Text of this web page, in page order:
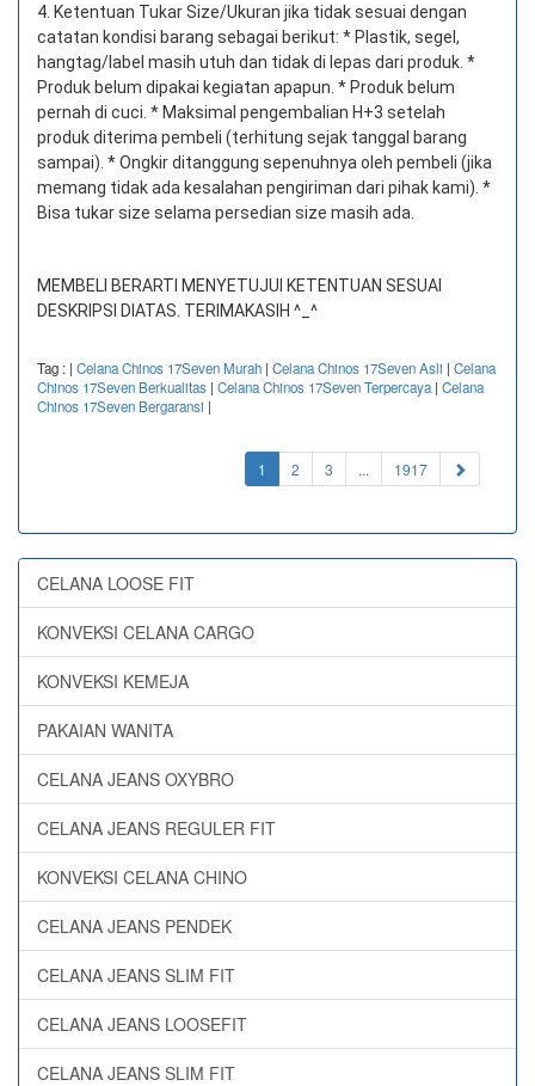
4. Ketentuan Tukar Size/Ukuran jika tidak sesuai dengan
catatan kondisi barang sebagai berikut: * Plastik, segel,
hangtag/label masih utuh dan tidak di lepas dari produk. *
Produk belum dipakai kegiatan apapun. * Produk belum
pernah di cuci. * Maksimal pengembalian H+3 setelah
produk diterima pembeli (terhitung sejak tanggal barang
sampai). * Ongkir ditanggung sepenuhnya oleh pembeli (jika
memang tidak ada kesalahan pengiriman dari pihak kami). *
Bisa tukar size selama persedian size masih ada.
MEMBELI BERARTI MENYETUJUI KETENTUAN SESUAI
DESKRIPSI DIATAS. TERIMAKASIH ^_^
Tag : | Celana Chinos 17Seven Murah | Celana Chinos 17Seven Asli | Celana
Chinos 17Seven Berkualitas | Celana Chinos 17Seven Terpercaya | Celana
Chinos 17Seven Bergaransi |
1 (current)
2 3 ... 1917
CELANA LOOSE FIT
KONVEKSI CELANA CARGO
KONVEKSI KEMEJA
PAKAIAN WANITA
CELANA JEANS OXYBRO
CELANA JEANS REGULER FIT
KONVEKSI CELANA CHINO
CELANA JEANS PENDEK
CELANA JEANS SLIM FIT
CELANA JEANS LOOSEFIT
CELANA JEANS SLIM FIT